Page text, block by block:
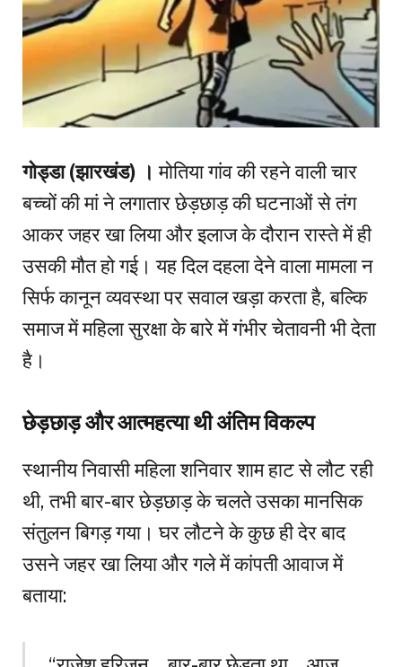
गोड्डा (झारखंड) । मोतिया गांव की रहने वाली चार
बच्चों की मां ने लगातार छेड़छाड़ की घटनाओं से तंग
आकर जहर खा लिया और इलाज के दौरान रास्ते में ही
उसकी मौत हो गई। यह दिल दहला देने वाला मामला न
सिर्फ कानून व्यवस्था पर सवाल खड़ा करता है, बल्कि
समाज में महिला सुरक्षा के बारे में गंभीर चेतावनी भी देता
है।
छेड़छाड़ और आत्महत्या थी अंतिम विकल्प
स्थानीय निवासी महिला शनिवार शाम हाट से लौट रही
थी, तभी बार-बार छेड़छाड़ के चलते उसका मानसिक
संतुलन बिगड़ गया। घर लौटने के कुछ ही देर बाद
उसने जहर खा लिया और गले में कांपती आवाज में
बताया: